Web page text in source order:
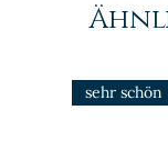
sehr schön